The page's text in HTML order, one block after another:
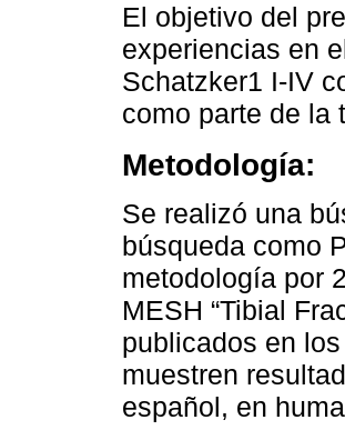
El objetivo del
experiencias en
Schatzker1 I-IV
como parte de la
Metodología:
Se realizó una
búsqueda como
metodología por
MESH “Tibial
publicados en
muestren
español, en